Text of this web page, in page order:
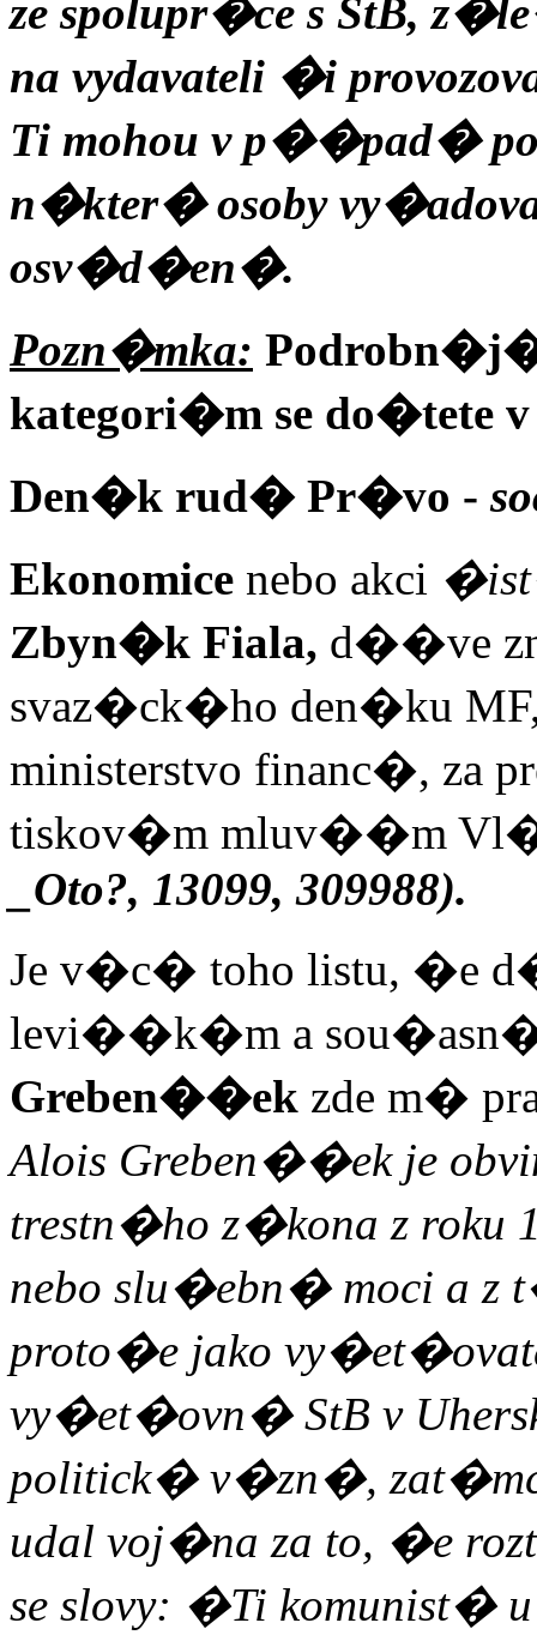
ze spolupr�ce s StB,
na vydavateli �i
Ti mohou v p��pad�
n�kter� osoby
osv�d�en�.
Pozn�mka:
kategori�m se do�tete
Den�k rud� Pr�vo -
Ekonomice nebo akci
Zbyn�k Fiala, d��ve
svaz�ck�ho den�ku
ministerstvo financ�, za
tiskov�m mluv��m
_Oto?, 13099, 309988).
Je v�c� toho listu, �e
levi��k�m a
Greben��ek zde m�
Alois Greben��ek je
trestn�ho z�kona z
nebo slu�ebn� moci a
proto�e jako
vy�et�ovn� StB v
politick� v�zn�,
udal voj�na za to, �e
se slovy: �Ti komunist�